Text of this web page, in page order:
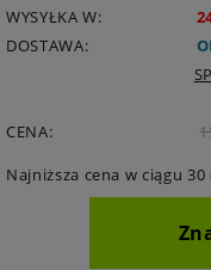
WYSYŁKA W:
DOSTAWA:
CENA:
Najniższa cena w ciągu